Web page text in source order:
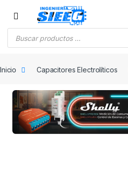
Saltar a la navegación
Saltar al contenido
Inicio Capacitores Electrolíticos